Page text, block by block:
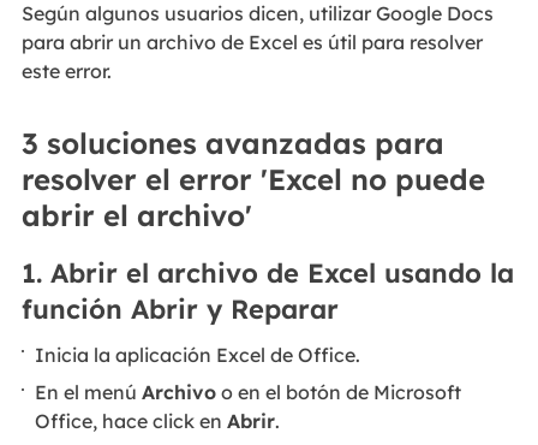
Según algunos usuarios dicen, utilizar Google Docs
para abrir un archivo de Excel es útil para resolver
este error.
3 soluciones avanzadas para
resolver el error 'Excel no puede
abrir el archivo'
1. Abrir el archivo de Excel usando la
función Abrir y Reparar
Inicia la aplicación Excel de Office.
En el menúArchivo o en el botón de Microsoft
Office, hace click enAbrir.